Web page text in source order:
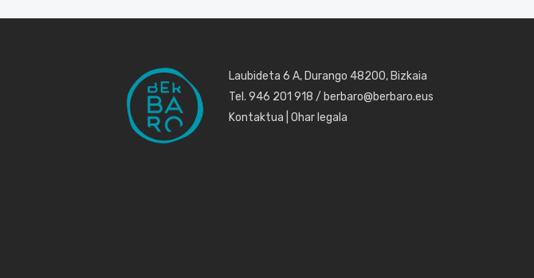
Laubideta 6 A, Durango 48200, Bizkaia
Tel. 946 201 918 / berbaro@berbaro.eus
Kontaktua Ohar legala